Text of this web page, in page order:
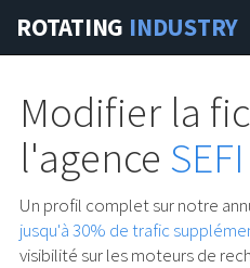
ROTATING INDUSTRY
Modifier la
l'agence SEFI
Un profil complet sur notre
jusqu'à 30% de trafic
visibilité sur les moteurs de